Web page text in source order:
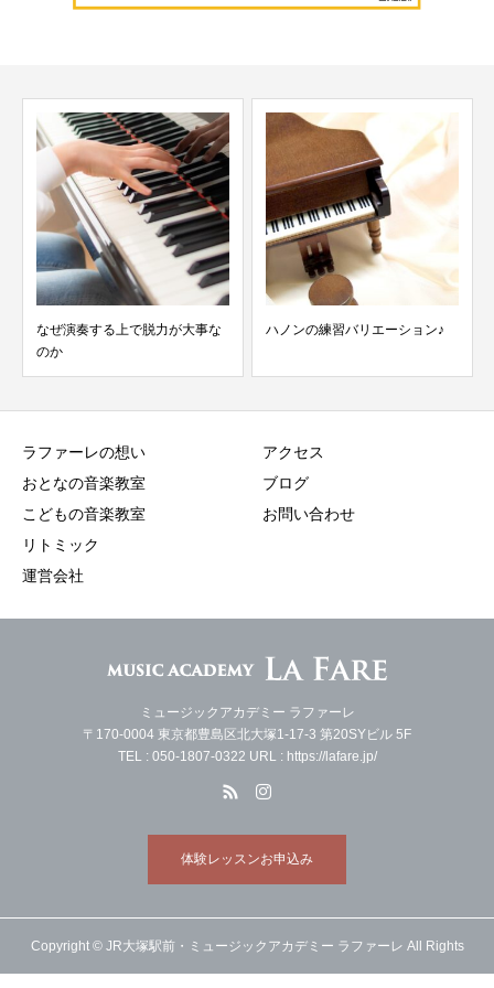
なぜ演奏する上で脱力が大事な
のか
ハノンの練習バリエーション♪
ラファーレの想い
おとなの音楽教室
こどもの音楽教室
リトミック
運営会社
アクセス
ブログ
お問い合わせ
ミュージックアカデミー ラファーレ
〒170-0004 東京都豊島区北大塚1-17-3 第20SYビル 5F
TEL : 050-1807-0322 URL : https://lafare.jp/
体験レッスンお申込み
Copyright © JR大塚駅前・ミュージックアカデミー ラファーレ All Rights